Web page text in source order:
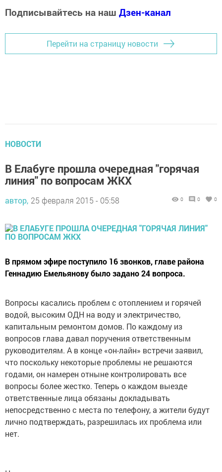
Подписывайтесь на наш Дзен-канал
Перейти на страницу новости
НОВОСТИ
В Елабуге прошла очередная "горячая
линия" по вопросам ЖКХ
автор, 25 февраля 2015 - 05:58 0 0 0
В прямом эфире поступило 16 звонков, главе района
Геннадию Емельянову было задано 24 вопроса.
Вопросы касались проблем с отоплением и горячей
водой, высоким ОДН на воду и электричество,
капитальным ремонтом домов. По каждому из
вопросов глава давал поручения ответственным
руководителям. А в конце «он-лайн» встречи заявил,
что поскольку некоторые проблемы не решаются
годами, он намерен отныне контролировать все
вопросы более жестко. Теперь о каждом выезде
ответственные лица обязаны докладывать
непосредственно с места по телефону, а жители будут
лично подтверждать, разрешилась их проблема или
нет.